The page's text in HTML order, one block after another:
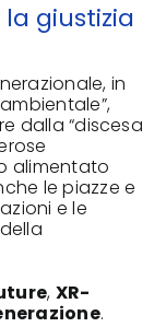
giustizia
in
dalla “discesa
alimentato
le piazze e
e le
, XR-
.